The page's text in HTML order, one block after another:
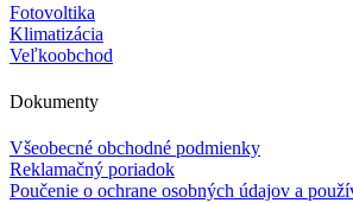
Fotovoltika
Klimatizácia
Veľkoobchod
Dokumenty
Všeobecné obchodné podmienky
Reklamačný poriadok
Poučenie o ochrane osobných údajov a